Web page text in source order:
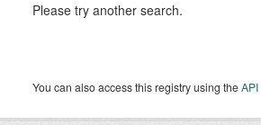
Please try another search.
You can also access this registry using theAPI